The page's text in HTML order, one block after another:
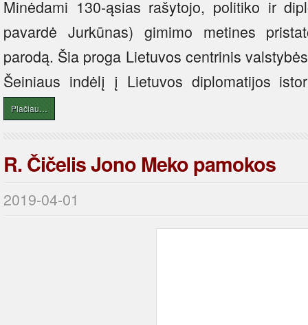
Minėdami 130-ąsias rašytojo, politiko ir
pavardė Jurkūnas) gimimo metines
parodą. Šia proga Lietuvos centrinis
Šeiniaus indėlį į Lietuvos diplomatijos
Plačiau…
R. Čičelis Jono Meko pamokos
2019-04-01